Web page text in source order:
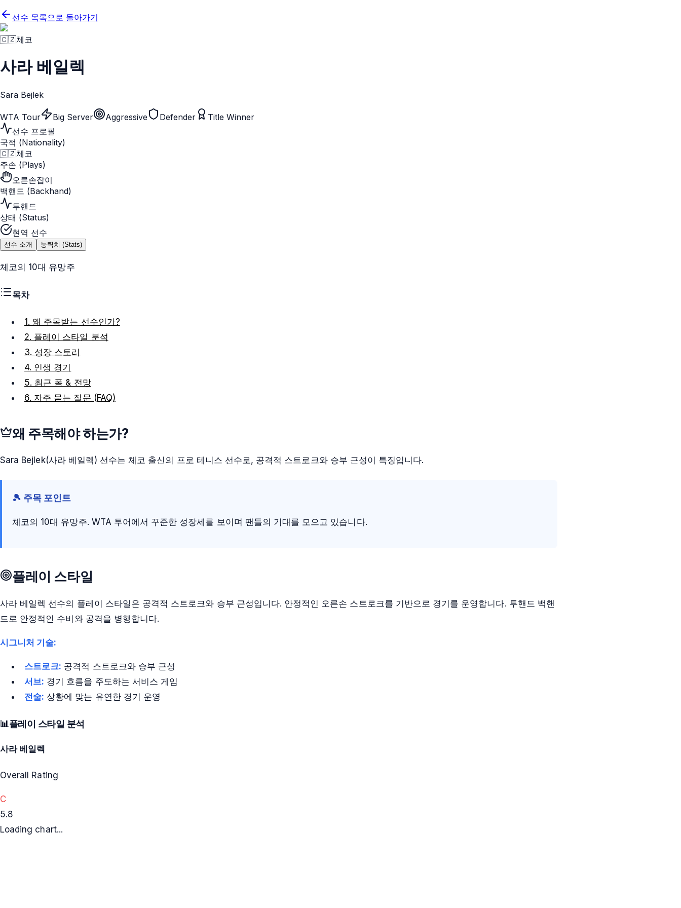
선수 목록으로 돌아가기
🇨🇿체코
사라 베일렉
Sara Bejlek
WTA Tour Big Server Aggressive Defender
Title Winner
선수 프로필
국적 (Nationality)
🇨🇿체코
주손 (Plays)
오른손잡이
백핸드 (Backhand)
투핸드
상태 (Status)
현역 선수
선수 소개 능력치 (Stats)
체코의 10대 유망주
목차
1. 왜 주목받는 선수인가?
2. 플레이 스타일 분석
3. 성장 스토리
4. 인생 경기
5. 최근 폼 & 전망
6. 자주 묻는 질문 (FAQ)
왜 주목해야 하는가?
Sara Bejlek(사라 베일렉) 선수는 체코 출신의 프로 테니스 선수로, 공격적 스트로크와 승부 근성이 특징입니다.
🎾 주목 포인트
체코의 10대 유망주. WTA 투어에서 꾸준한 성장세를 보이며 팬들의 기대를 모으고 있습니다.
플레이 스타일
사라 베일렉 선수의 플레이 스타일은 공격적 스트로크와 승부 근성입니다. 안정적인 오른손 스트로크를 기반으로 경기를 운영합니다. 투핸드 백핸
드로 안정적인 수비와 공격을 병행합니다.
시그니처 기술:
스트로크: 공격적 스트로크와 승부 근성
서브: 경기 흐름을 주도하는 서비스 게임
전술: 상황에 맞는 유연한 경기 운영
📊플레이 스타일 분석
사라 베일렉
Overall Rating
C
5.8
Loading chart...